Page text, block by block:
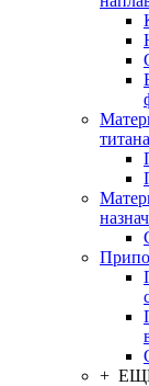
титана
+